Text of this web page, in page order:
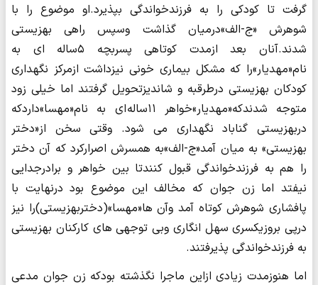
گرفت تا کودکی را به فرزندخواندگی بپذیرد.او موضوع را با
شوهرش «ج-الف»درمیان گذاشت وسپس راهی بهزیستی
شدند.آنان بعد ازمدت کوتاهی پسربچه ۵ساله ای به
نام«مهدیار»را که مشکل بیماری خونی نیزداشت ازمرکز نگهداری
کودکان بهزیستی درطرقبه و شاندیزتحویل گرفتند اما خیلی زود
متوجه شدندکه«مهدیار»خواهر ۱۱ساله ای به نام«مهسا»داردکه
دربهزیستی گناباد نگهداری می شود. وقتی سخن از«دختر
بهزیستی» به میان آمد«ج-الف»به همسرش اصرارکرد که آن دختر
را هم به فرزندخواندگی قبول کنندتا بین خواهر و برادرجدایی
نیفتد اما زن جوان که مخالف این موضوع بود درنهایت با
پافشاری شوهرش کوتاه آمد وآن ها«مهسا»(دختربهزیستی)را نیز
درپی بروزیکسری سهل انگاری وبی توجهی های کارکنان بهزیستی
به فرزندخواندگی پذیرفتند.
اما هنوزمدت زیادی ازاین ماجرا نگذشته بودکه زن جوان مدعی